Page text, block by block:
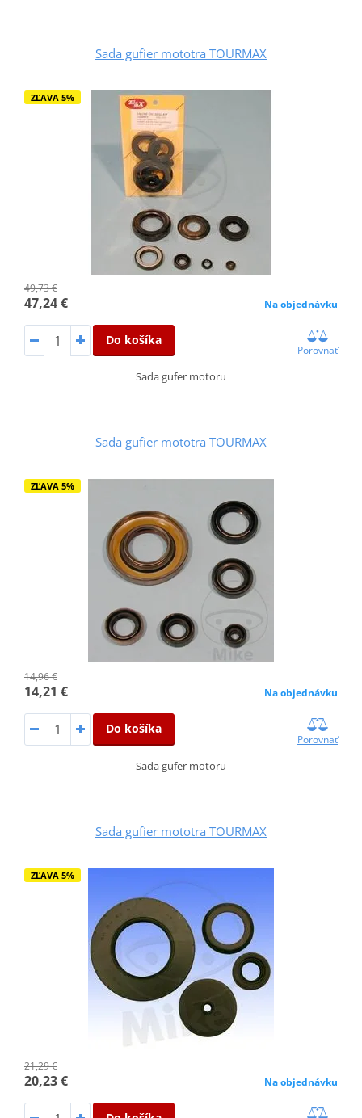
Sada gufier mototra TOURMAX
ZĽAVA 5%
49,73 €
47,24 € Na objednávku
Do košíka
Porovnať
Sada gufer motoru
Sada gufier mototra TOURMAX
ZĽAVA 5%
14,96 €
14,21 € Na objednávku
Do košíka
Porovnať
Sada gufer motoru
Sada gufier mototra TOURMAX
ZĽAVA 5%
21,29 €
20,23 € Na objednávku